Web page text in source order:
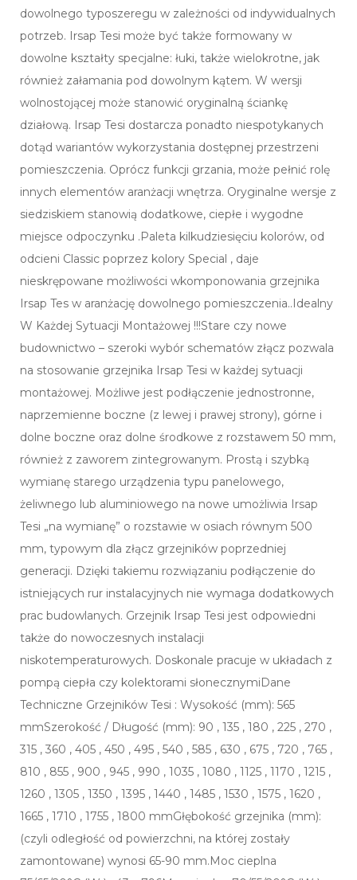
dowolnego typoszeregu w zależności od indywidualnych
potrzeb. Irsap Tesi może być także formowany w
dowolne kształty specjalne: łuki, także wielokrotne, jak
również załamania pod dowolnym kątem. W wersji
wolnostojącej może stanowić oryginalną ściankę
działową. Irsap Tesi dostarcza ponadto niespotykanych
dotąd wariantów wykorzystania dostępnej przestrzeni
pomieszczenia. Oprócz funkcji grzania, może pełnić rolę
innych elementów aranżacji wnętrza. Oryginalne wersje z
siedziskiem stanowią dodatkowe, ciepłe i wygodne
miejsce odpoczynku .Paleta kilkudziesięciu kolorów, od
odcieni Classic poprzez kolory Special , daje
nieskrępowane możliwości wkomponowania grzejnika
Irsap Tes w aranżację dowolnego pomieszczenia..Idealny
W Każdej Sytuacji Montażowej !!!Stare czy nowe
budownictwo – szeroki wybór schematów złącz pozwala
na stosowanie grzejnika Irsap Tesi w każdej sytuacji
montażowej. Możliwe jest podłączenie jednostronne,
naprzemienne boczne (z lewej i prawej strony), górne i
dolne boczne oraz dolne środkowe z rozstawem 50 mm,
również z zaworem zintegrowanym. Prostą i szybką
wymianę starego urządzenia typu panelowego,
żeliwnego lub aluminiowego na nowe umożliwia Irsap
Tesi „na wymianę” o rozstawie w osiach równym 500
mm, typowym dla złącz grzejników poprzedniej
generacji. Dzięki takiemu rozwiązaniu podłączenie do
istniejących rur instalacyjnych nie wymaga dodatkowych
prac budowlanych. Grzejnik Irsap Tesi jest odpowiedni
także do nowoczesnych instalacji
niskotemperaturowych. Doskonale pracuje w układach z
pompą ciepła czy kolektorami słonecznymiDane
Techniczne Grzejników Tesi : Wysokość (mm): 565
mmSzerokość / Długość (mm): 90 , 135 , 180 , 225 , 270 ,
315 , 360 , 405 , 450 , 495 , 540 , 585 , 630 , 675 , 720 , 765 ,
810 , 855 , 900 , 945 , 990 , 1035 , 1080 , 1125 , 1170 , 1215 ,
1260 , 1305 , 1350 , 1395 , 1440 , 1485 , 1530 , 1575 , 1620 ,
1665 , 1710 , 1755 , 1800 mmGłębokość grzejnika (mm):
(czyli odległość od powierzchni, na której zostały
zamontowane) wynosi 65-90 mm.Moc cieplna